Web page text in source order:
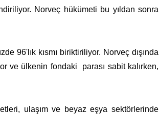
Norveç hükümeti bu yıldan sonra
96'lık kısmı biriktiriliyor. Norveç dışında
ve ülkenin fondaki parası sabit kalırken,
ulaşım ve beyaz eşya sektörlerinde